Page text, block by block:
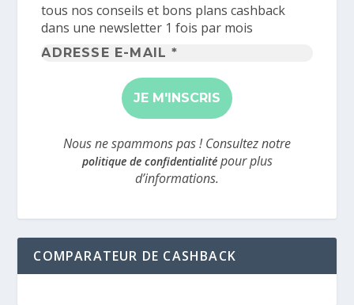
tous nos conseils et bons plans cashback
dans une newsletter 1 fois par mois
Adresse
mail
*
Nous ne spammons pas ! Consultez notre
politique de confidentialitépour plus
d’informations.
COMPARATEUR DE CASHBACK